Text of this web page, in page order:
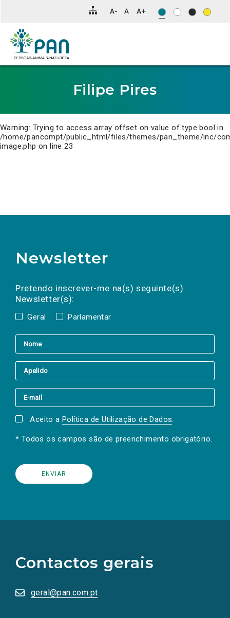
para
conteúdo
principal
da
Filipe Pires
Warning: Trying to access array offset on value of type bool in
/home/pancompt/public_html/files/themes/pan_theme/inc/
image.php on line23
Newsletter
Pretendo inscrever-me na(s) seguinte(s)
Newsletter(s):
Geral Parlamentar
a(s) newsletter(s).
mail
Aceito a Política de Utilização de Dados.
* Todos os campos são de preenchimento obrigatório.
Contactos gerais
geral@pan.com.pt
redes
sociais
numa
nova